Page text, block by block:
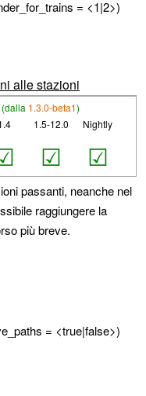
= <1|2>)
alle stazioni
(dalla 1.3.0-beta1)
1.5-12.0
☑
Nightly
☑
passanti, neanche nel
raggiungere la
più breve.
= <true|false>)